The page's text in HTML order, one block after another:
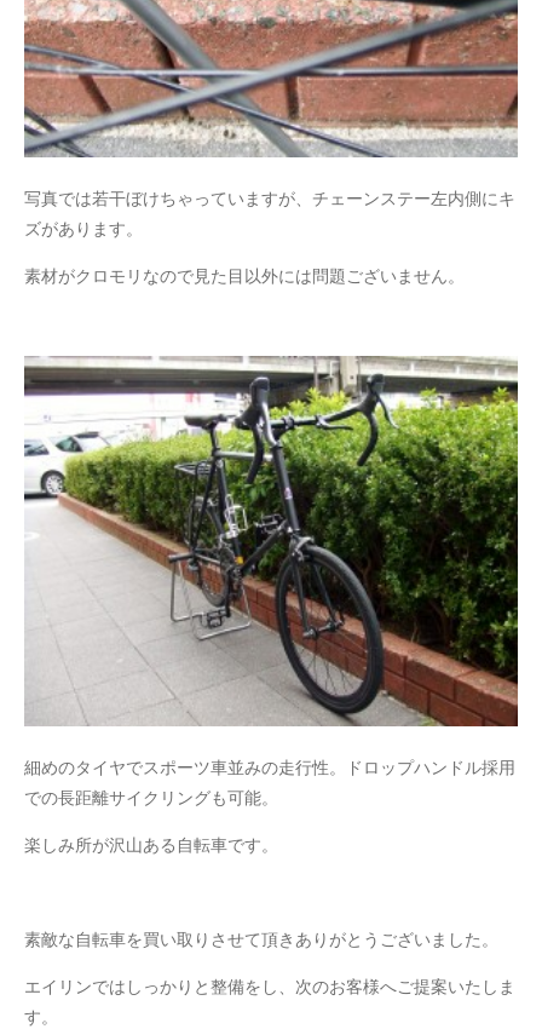
写真では若干ぼけちゃっていますが、チェーンステー左内側にキ
ズがあります。
素材がクロモリなので見た目以外には問題ございません。
細めのタイヤでスポーツ車並みの走行性。ドロップハンドル採用
での長距離サイクリングも可能。
楽しみ所が沢山ある自転車です。
素敵な自転車を買い取りさせて頂きありがとうございました。
エイリンではしっかりと整備をし、次のお客様へご提案いたしま
す。